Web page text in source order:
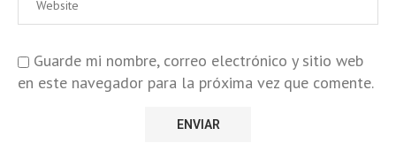
Guarde mi nombre, correo electrónico y sitio web
en este navegador para la próxima vez que comente.